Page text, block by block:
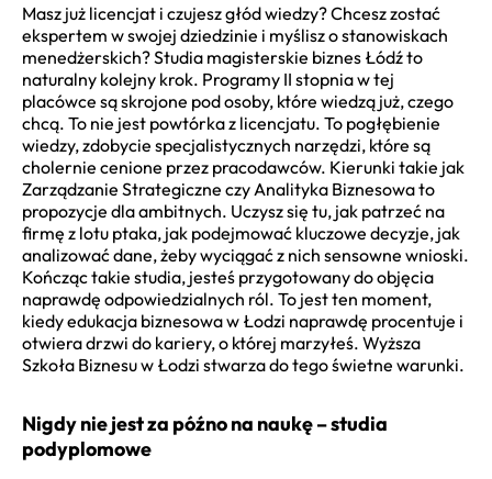
Masz już licencjat i czujesz głód wiedzy? Chcesz zostać
ekspertem w swojej dziedzinie i myślisz o stanowiskach
menedżerskich? Studia magisterskie biznes Łódź to
naturalny kolejny krok. Programy II stopnia w tej
placówce są skrojone pod osoby, które wiedzą już, czego
chcą. To nie jest powtórka z licencjatu. To pogłębienie
wiedzy, zdobycie specjalistycznych narzędzi, które są
cholernie cenione przez pracodawców. Kierunki takie jak
Zarządzanie Strategiczne czy Analityka Biznesowa to
propozycje dla ambitnych. Uczysz się tu, jak patrzeć na
firmę z lotu ptaka, jak podejmować kluczowe decyzje, jak
analizować dane, żeby wyciągać z nich sensowne wnioski.
Kończąc takie studia, jesteś przygotowany do objęcia
naprawdę odpowiedzialnych ról. To jest ten moment,
kiedy edukacja biznesowa w Łodzi naprawdę procentuje i
otwiera drzwi do kariery, o której marzyłeś. Wyższa
Szkoła Biznesu w Łodzi stwarza do tego świetne warunki.
Nigdy nie jest za późno na naukę – studia
podyplomowe